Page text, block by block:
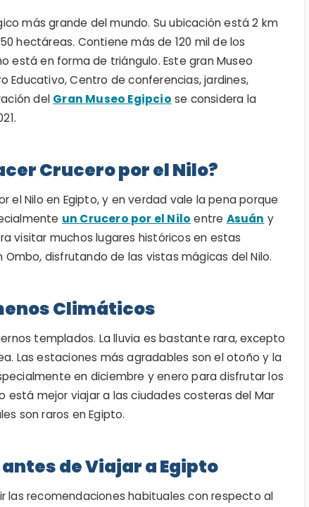
más grande del mundo. Su ubicación está 2 km
hectáreas. Contiene más de 120 mil de los
está en forma de triángulo. Este gran Museo
Educativo, Centro de conferencias, jardines,
del Gran Museo Egipcio se considera la
Crucero por el Nilo?
el Nilo en Egipto, y en verdad vale la pena porque
un Crucero por el Nilo entre Asuán y
visitar muchos lugares históricos en estas
disfrutando de las vistas mágicas del Nilo.
Climáticos
templados. La lluvia es bastante rara, excepto
Las estaciones más agradables son el otoño y la
en diciembre y enero para disfrutar los
está mejor viajar a las ciudades costeras del Mar
son raros en Egipto.
de Viajar a Egipto
las recomendaciones habituales con respecto al